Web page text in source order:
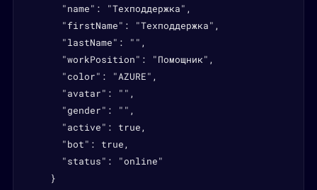
      "name": "Техподдержка",
      "firstName": "Техподдержка",
      "lastName": "",
      "workPosition": "Помощник",
      "color": "AZURE",
      "avatar": "",
      "gender": "",
      "active": true,
      "bot": true,
      "status": "online"
    }